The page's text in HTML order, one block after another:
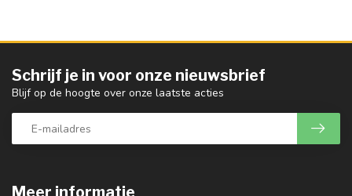
Schrijf je in voor onze nieuwsbrief
Blijf op de hoogte over onze laatste acties